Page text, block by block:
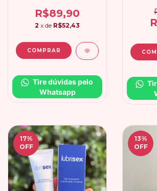
sós
R$89,90
2 x de R$52,43
Tire dúvidas pelo
Whatsapp
17%
OFF
13%
OFF